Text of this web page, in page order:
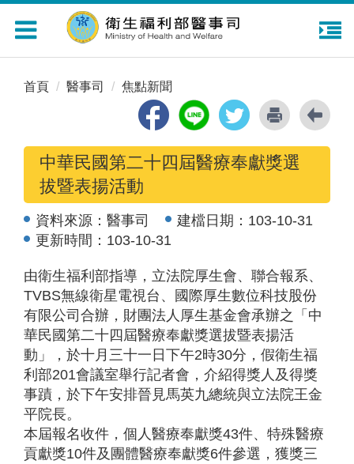
Toggle
navigation
首頁 醫事司 焦點新聞
中華民國第二十四屆醫療奉獻獎選
拔暨表揚活動
資料來源： 醫事司 建檔日期： 103-10-31
更新時間： 103-10-31
由衛生福利部指導，立法院厚生會、聯合報系、
TVBS無線衛星電視台、國際厚生數位科技股份
有限公司合辦，財團法人厚生基金會承辦之「中
華民國第二十四屆醫療奉獻獎選拔暨表揚活
動」，於十月三十一日下午2時30分，假衛生福
利部201會議室舉行記者會，介紹得獎人及得獎
事蹟，於下午安排晉見馬英九總統與立法院王金
平院長。
本屆報名收件，個人醫療奉獻獎43件、特殊醫療
貢獻獎10件及團體醫療奉獻獎6件參選，獲獎三